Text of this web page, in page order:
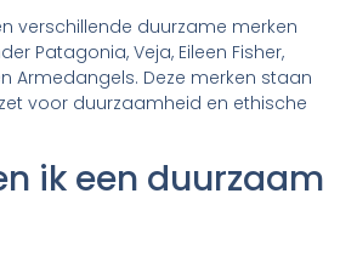
verschillende duurzame merken
Patagonia, Veja, Eileen Fisher,
Armedangels. Deze merken staan
voor duurzaamheid en ethische
ik een duurzaam